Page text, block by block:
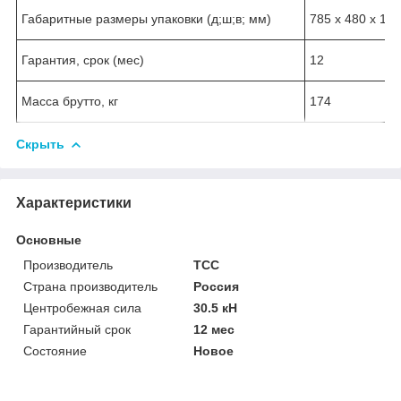
Габаритные размеры упаковки (д;ш;в; мм) 785 х 480 х
Гарантия, срок (мес) 12
Масса брутто, кг 174
Скрыть
Характеристики
Основные
Производитель
ТСС
Страна производитель
Россия
Центробежная сила
30.5 кН
Гарантийный срок
12 мес
Состояние
Новое